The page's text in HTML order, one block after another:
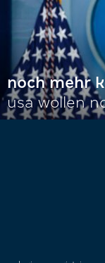
noch mehr
usa wollen